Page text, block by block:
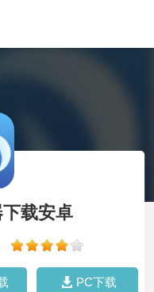
载安卓
PC下载